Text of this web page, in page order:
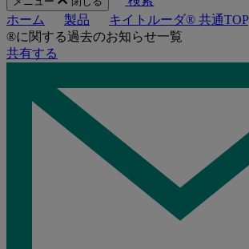
ホーム
製品 キイトルーダ® 共通TOP
®に関する過去のお知らせ一覧
共有する